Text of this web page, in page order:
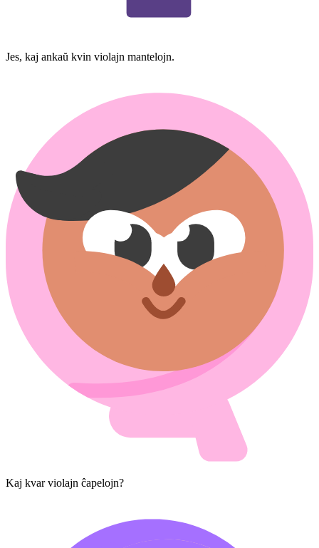
Jes, kaj ankaŭ kvin violajn mantelojn.
Kaj kvar violajn ĉapelojn?